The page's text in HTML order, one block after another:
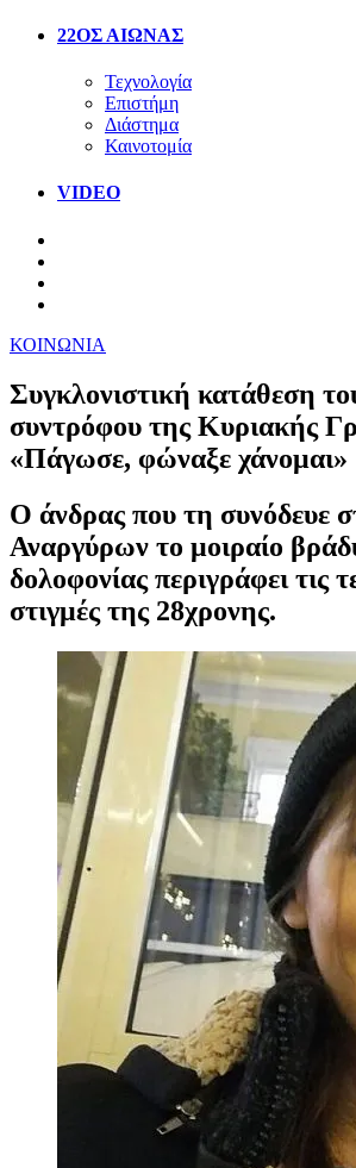
22ΟΣ ΑΙΩΝΑΣ
Τεχνολογία
Επιστήμη
Διάστημα
Καινοτομία
VIDEO
ΚΟΙΝΩΝΙΑ
Συγκλονιστική κατάθεση
συντρόφου της Κυριακής
«Πάγωσε, φώναξε χάνομαι»
Ο άνδρας που τη συνόδευε
Αναργύρων το μοιραίο
δολοφονίας περιγράφει τις
στιγμές της 28χρονης.